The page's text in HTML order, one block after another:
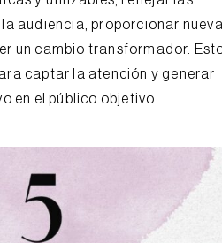
audiencia, proporcionar
un cambio transformador.
captar la atención y generar
en el público objetivo.